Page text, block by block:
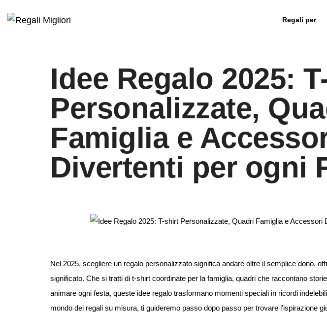
Regali per
Idee Regalo 2025:
Personalizzate,
Famiglia e
Divertenti per ogni
Nel 2025, scegliere un regalo personalizzato significa andare oltre il semplice dono,
significato. Che si tratti di t-shirt coordinate per la famiglia, quadri che raccontano
animare ogni festa, queste idee regalo trasformano momenti speciali in ricordi
mondo dei regali su misura, ti guideremo passo dopo passo per trovare l’ispirazione